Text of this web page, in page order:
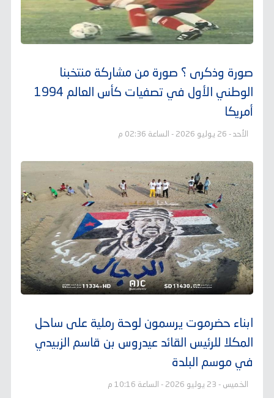
صورة وذكرى ؟ صورة من مشاركة منتخبنا
الوطني الأول في تصفيات كأس العالم 1994
أمريكا
الأحد - 26 يوليو 2026 - الساعة 02:36 م
ابناء حضرموت يرسمون لوحة رملية على ساحل
المكلا للرئيس القائد عيدروس بن قاسم الزبيدي
في موسم البلدة
الخميس - 23 يوليو 2026 - الساعة 10:16 م